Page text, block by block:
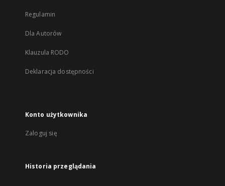
Regulamin
Dla Autorów
Klauzula RODO
Deklaracja dostępności
Konto użytkownika
Zaloguj się
Historia przeglądania